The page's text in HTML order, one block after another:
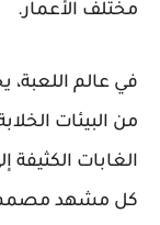
مختلف الأعمار.
في عالم
من البيئات
الغابات الكثيفة
كل مشهد مصمم